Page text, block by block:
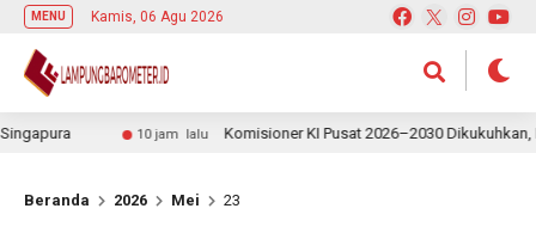
MENU Kamis, 06 Agu 2026
10 jam lalu Komisioner KI Pusat 2026–2030 Dikukuhkan,
Beranda 2026 Mei 23